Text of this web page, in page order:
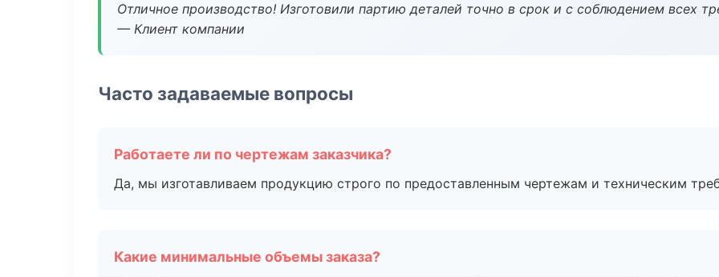
Отличное производство! Изготовили партию деталей точно в срок и с соблюдением всех
— Клиент компании
Часто задаваемые вопросы
Работаете ли по чертежам заказчика?
Да, мы изготавливаем продукцию строго по предоставленным чертежам и техническим
Какие минимальные объемы заказа?